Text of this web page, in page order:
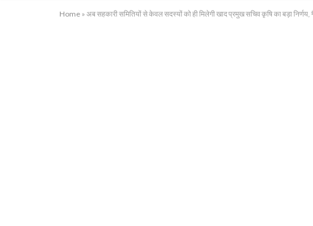
Home » अब सहकारी समितियों से केवल सदस्यों को ही मिलेगी खाद प्रमुख सचिव कृषि का बड़ा निर्णय,